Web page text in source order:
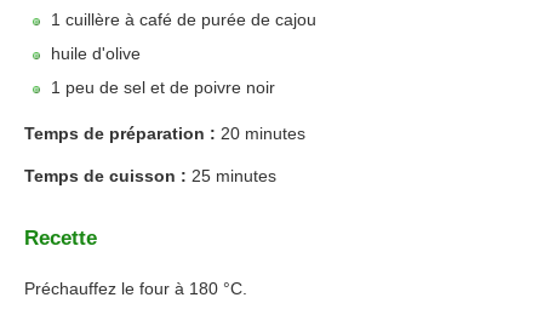
1 cuillère à café de purée de cajou
huile d'olive
1 peu de sel et de poivre noir
Temps de préparation : 20 minutes
Temps de cuisson : 25 minutes
Recette
Préchauffez le four à 180 °C.